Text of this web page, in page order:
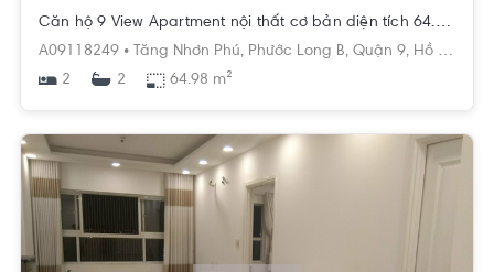
Căn hộ 9 View Apartment nội thất cơ bản diện tích 64.98m².
A09118249 • Tăng Nhơn Phú, Phước Long B, Quận 9, Hồ Chí Minh
2
2 64.98 m²